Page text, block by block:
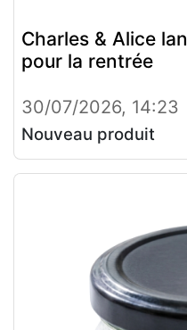
Charles & Alice
pour la rentrée
30/07/2026, 14:23
Nouveau produit